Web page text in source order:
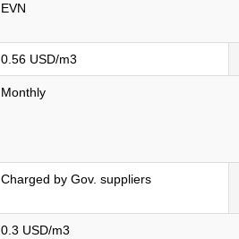
EVN
0.56 USD/m3
Monthly
Charged by Gov. suppliers
0.3 USD/m3